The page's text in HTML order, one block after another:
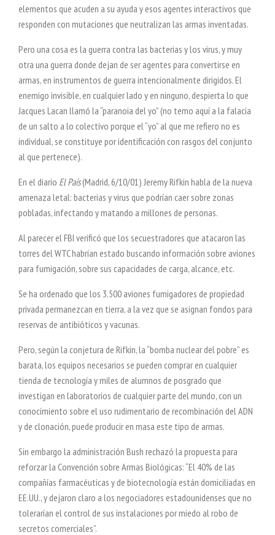
elementos que acuden a su ayuda y esos agentes interactivos que
responden con mutaciones que neutralizan las armas inventadas.
Pero una cosa es la guerra contra las bacterias y los virus, y muy
otra una guerra donde dejan de ser agentes para convertirse en
armas, en instrumentos de guerra intencionalmente dirigidos. El
enemigo invisible, en cualquier lado y en ninguno, despierta lo que
Jacques Lacan llamó la “paranoia del yo” (no temo aquí a la falacia
de un salto a lo colectivo porque el “yo” al que me refiero no es
individual, se constituye por identificación con rasgos del conjunto
al que pertenece).
En el diario El País(Madrid, 6/10/01) Jeremy Rifkin habla de la nueva
amenaza letal: bacterias y virus que podrían caer sobre zonas
pobladas, infectando y matando a millones de personas.
Al parecer el FBI verificó que los secuestradores que atacaron las
torres del WTC habrían estado buscando información sobre aviones
para fumigación, sobre sus capacidades de carga, alcance, etc.
Se ha ordenado que los 3.500 aviones fumigadores de propiedad
privada permanezcan en tierra, a la vez que se asignan fondos para
reservas de antibióticos y vacunas.
Pero, según la conjetura de Rifkin, la “bomba nuclear del pobre” es
barata, los equipos necesarios se pueden comprar en cualquier
tienda de tecnología y miles de alumnos de posgrado que
investigan en laboratorios de cualquier parte del mundo, con un
conocimiento sobre el uso rudimentario de recombinación del ADN
y de clonación, puede producir en masa este tipo de armas.
Sin embargo la administración Bush rechazó la propuesta para
reforzar la Convención sobre Armas Biológicas: “El 40% de las
compañías farmacéuticas y de biotecnología están domiciliadas en
EE.UU., y dejaron claro a los negociadores estadounidenses que no
tolerarían el control de sus instalaciones por miedo al robo de
secretos comerciales”.